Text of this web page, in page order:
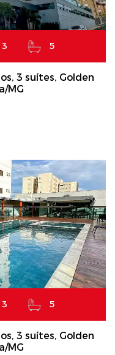
3 5
3 suítes, Golden
MG
3 5
3 suítes, Golden
MG